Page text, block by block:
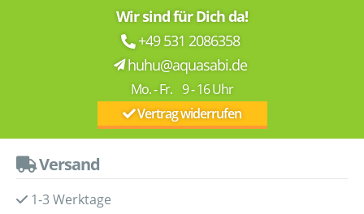
Wir sind für Dich da!
+49 531 2086358
huhu@aquasabi.de
Mo. - Fr. 9 - 16 Uhr
Vertrag widerrufen
Versand
1-3 Werktage